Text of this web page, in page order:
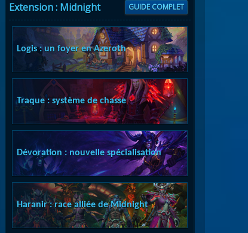
Extension : Midnight GUIDE COMPLET
Logis : un foyer en Azeroth
Traque : système de chasse
Dévoration : nouvelle spécialisation
Haranir : race alliée de Midnight